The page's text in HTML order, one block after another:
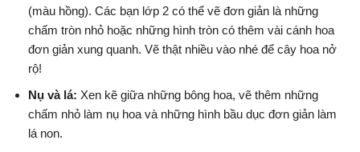
(màu hồng). Các bạn lớp 2 có thể vẽ đơn giản là những
chấm tròn nhỏ hoặc những hình tròn có thêm vài cánh hoa
đơn giản xung quanh. Vẽ thật nhiều vào nhé để cây hoa nở
rộ!
Nụ và lá: Xen kẽ giữa những bông hoa, vẽ thêm những
chấm nhỏ làm nụ hoa và những hình bầu dục đơn giản làm
lá non.